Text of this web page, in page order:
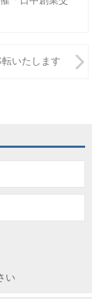
転いたします
い